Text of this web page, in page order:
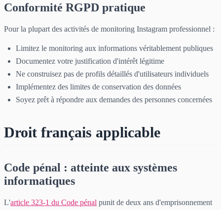
Conformité RGPD pratique
Pour la plupart des activités de monitoring Instagram professionnel :
Limitez le monitoring aux informations véritablement publiques
Documentez votre justification d'intérêt légitime
Ne construisez pas de profils détaillés d'utilisateurs individuels
Implémentez des limites de conservation des données
Soyez prêt à répondre aux demandes des personnes concernées
Droit français applicable
Code pénal : atteinte aux systèmes
informatiques
L'article 323-1 du Code pénal punit de deux ans d'emprisonnement